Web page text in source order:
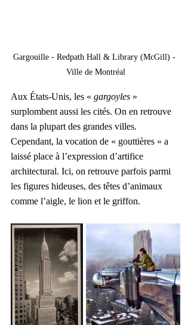
Gargouille - Redpath Hall & Library (McGill) -
Ville de Montréal
Aux États-Unis, les « gargoyles »
surplombent aussi les cités. On en retrouve
dans la plupart des grandes villes.
Cependant, la vocation de « gouttières » a
laissé place à l’expression d’artifice
architectural. Ici, on retrouve parfois parmi
les figures hideuses, des têtes d’animaux
comme l’aigle, le lion et le griffon.